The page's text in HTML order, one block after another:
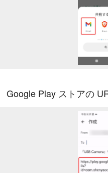
Google Play ストアの